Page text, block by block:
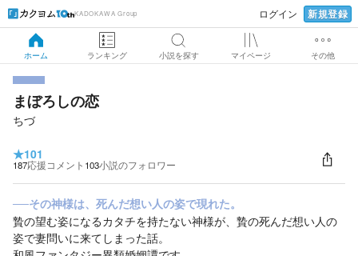
KADOKAWA Group ログイン 新規登録
ホーム ランキング 小説を探す マイページ その他
まぼろしの恋
ちづ
★101
187応援コメント 103小説のフォロワー
──その神様は、死んだ想い人の姿で現れた。
贄の望む姿になるカタチを持たない神様が、贄の死んだ想い人の
姿で妻問いに来てしまった話。